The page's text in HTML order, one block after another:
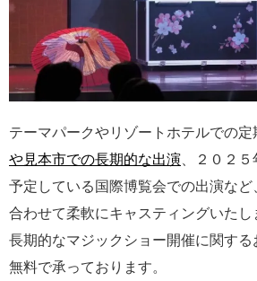
テーマパークやリゾートホテルでの定
や見本市での長期的な出演 、２０２
予定している国際博覧会での出演など
合わせて柔軟にキャスティングいたし
長期的なマジックショー開催に関す
無料で承っております。